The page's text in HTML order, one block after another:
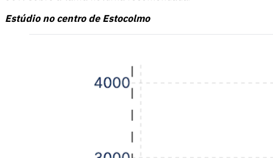
Estúdio no centro de Estocolmo